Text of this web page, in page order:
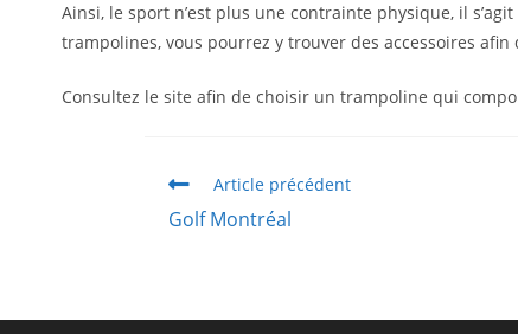
Ainsi, le sport n’est plus une contrainte physique, il
trampolines, vous pourrez y trouver des accessoires
Consultez le site afin de choisir un trampoline qui
Article précédent
Golf Montréal